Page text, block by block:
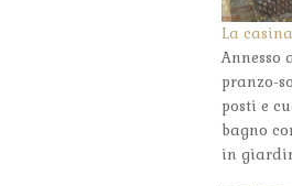
La
Annesso
pranzo-
posti e
bagno
in